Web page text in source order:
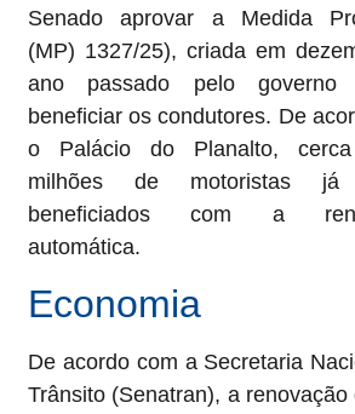
Senado aprovar a Medida
(MP) 1327/25), criada em
ano passado pelo governo
beneficiar os condutores. De
o Palácio do Planalto,
milhões de motoristas já
beneficiados com a
automática.
Economia
De acordo com a Secretaria
Trânsito (Senatran), a renovação